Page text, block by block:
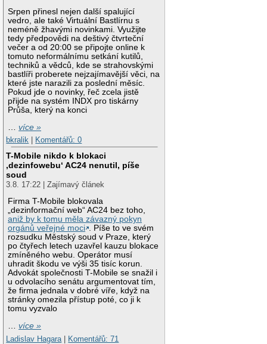
Srpen přinesl nejen další spalující
vedro, ale také Virtuální Bastlírnu s
neméně žhavými novinkami. Využijte
tedy předpovědi na deštivý čtvrteční
večer a od 20:00 se připojte online k
tomuto neformálnímu setkání kutilů,
techniků a vědců, kde se strahovskými
bastlíři proberete nejzajímavější věci, na
které jste narazili za poslední měsíc.
Pokud jde o novinky, řeč zcela jistě
přijde na systém INDX pro tiskárny
Průša, který na konci
…více »
bkralik
Komentářů: 0
T-Mobile nikdo k blokaci
‚dezinfowebu‘ AC24 nenutil, píše
soud
3.8. 17:22 | Zajímavý článek
Firma T-Mobile blokovala
„dezinformační web“ AC24 bez toho,
aniž by k tomu měla závazný pokyn
orgánů veřejné moci . Píše to ve svém
rozsudku Městský soud v Praze, který
po čtyřech letech uzavřel kauzu blokace
zmíněného webu. Operátor musí
uhradit škodu ve výši 35 tisíc korun.
Advokát společnosti T-Mobile se snažil i
u odvolacího senátu argumentovat tím,
že firma jednala v dobré víře, když na
stránky omezila přístup poté, co ji k
tomu vyzvalo
…více »
Ladislav Hagara | Komentářů: 71